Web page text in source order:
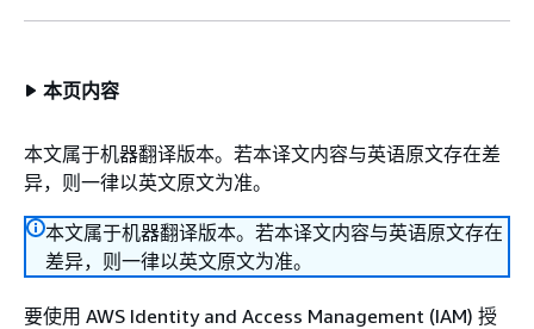
本页内容
本文属于机器翻译版本。若本译文内容与英语原文存在差
异，则一律以英文原文为准。
本文属于机器翻译版本。若本译文内容与英语原文存在
差异，则一律以英文原文为准。
要使用 AWS Identity and Access Management (IAM) 授